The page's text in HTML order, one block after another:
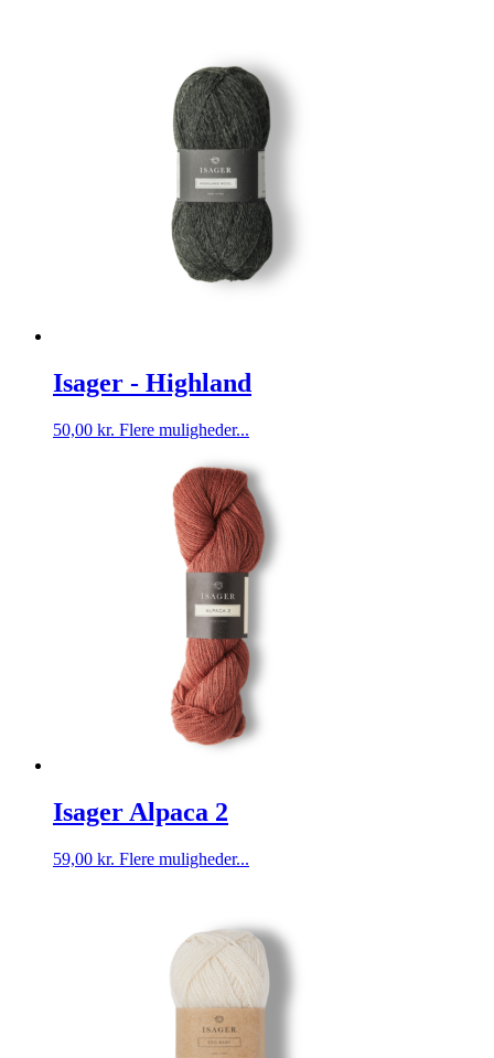
Isager - Highland
50,00 kr. Flere muligheder...
har
flere
varianter.
Mulighederne
kan
vælges
Isager Alpaca 2
59,00 kr. Flere muligheder...